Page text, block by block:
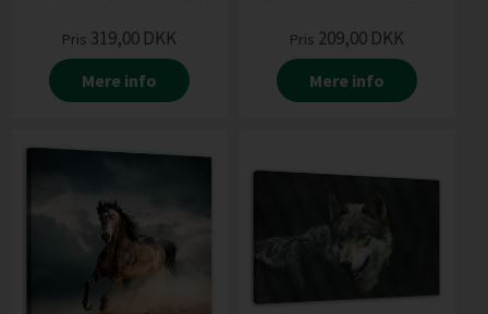
Pris 319,00 DKK
Mere info
Pris 209,00 DKK
Mere info